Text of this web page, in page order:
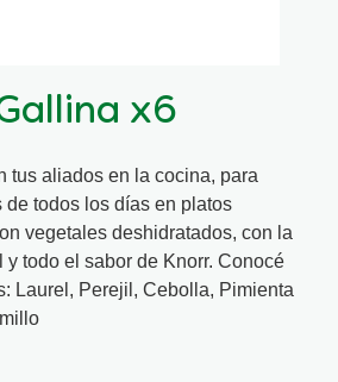
x6
tus aliados en la cocina, para
de todos los días en platos
vegetales deshidratados, con la
y todo el sabor de Knorr. Conocé
Laurel, Perejil, Cebolla, Pimienta